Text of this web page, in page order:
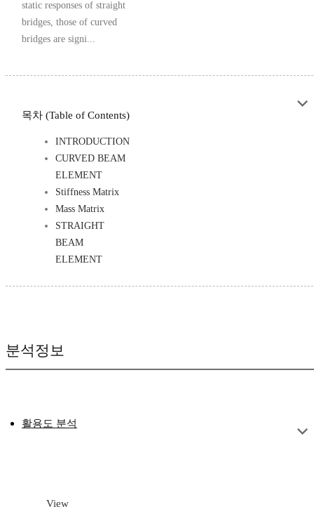
static responses of straight
bridges, those of curved
bridges are signi...
목차 (Table of Contents)
INTRODUCTION
CURVED BEAM
ELEMENT
Stiffness Matrix
Mass Matrix
STRAIGHT
BEAM
ELEMENT
분석정보
활용도 분석
View